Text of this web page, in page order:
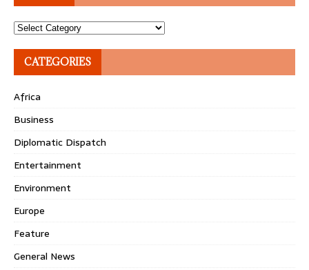
Topics
CATEGORIES
Africa
Business
Diplomatic Dispatch
Entertainment
Environment
Europe
Feature
General News